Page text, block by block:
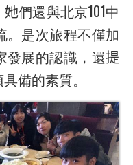
她們還與北京101中
。是次旅程不僅加
發展的認識，還提
具備的素質。